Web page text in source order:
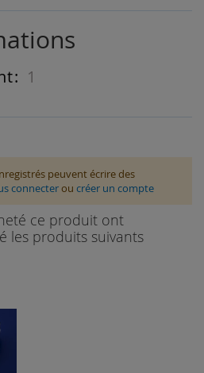
1
peuvent écrire des
connecterou créer un compte
ce produit ont
les produits suivants